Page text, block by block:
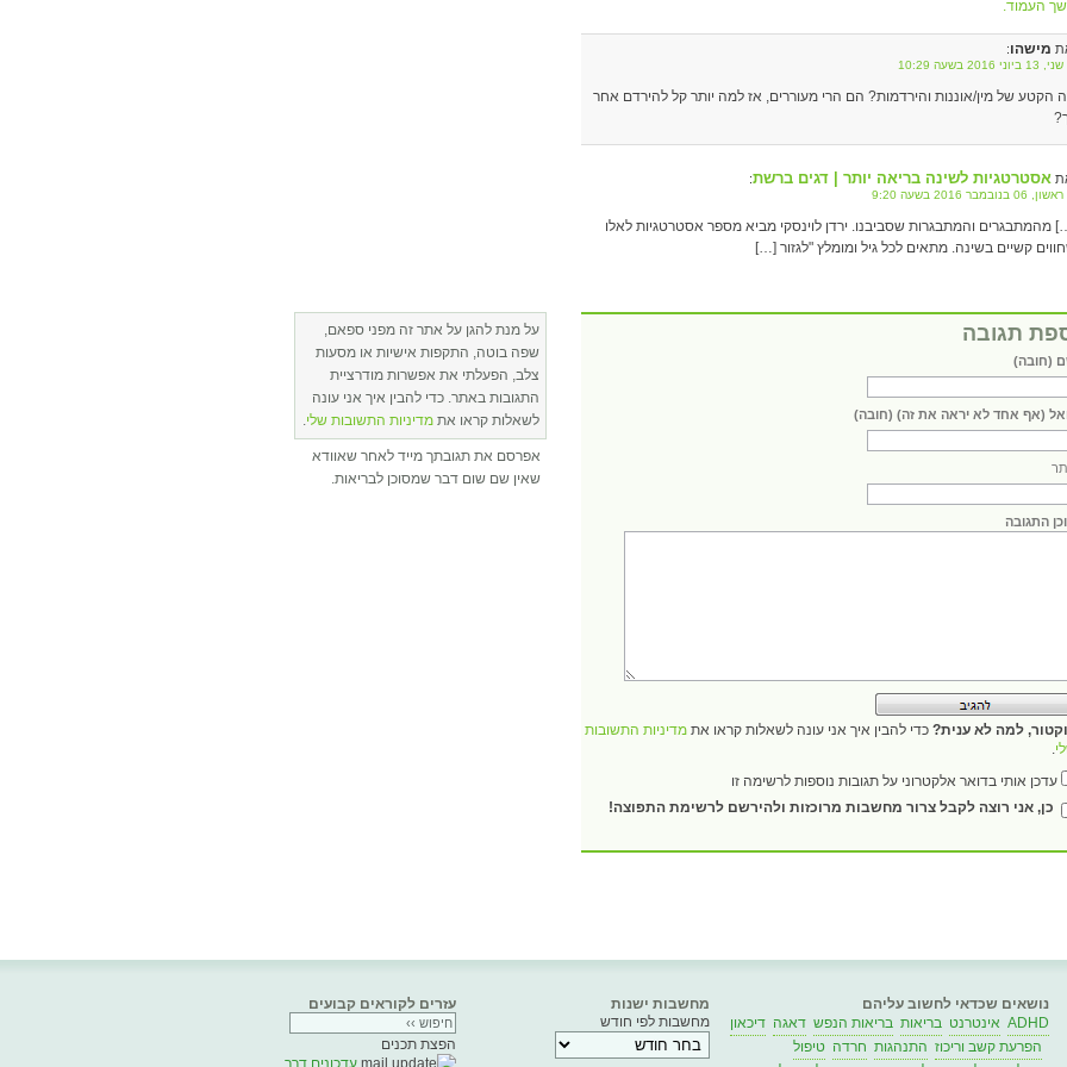
העמוד.
מישהו:
2016 בשעה 10:29
הקטע של מין/אוננות והירדמות? הם הרי מעוררים, אז למה יותר קל להירדם אחר
אסטרטגיות לשינה בריאה יותר | דגים ברשת:
בנובמבר 2016 בשעה 9:20
מהמתבגרים והמתבגרות שסביבנו. ירדן לוינסקי מביא מספר אסטרטגיות לאלו
קשיים בשינה. מתאים לכל גיל ומומלץ "לגזור […]
תגובה
(חובה)
(אף אחד לא יראה את זה) (חובה)
התגובה
למה לא ענית? כדי להבין איך אני עונה לשאלות קראו את מדיניות התשובות
.
עדכן אותי בדואר אלקטרוני על תגובות נוספות לרשימה זו
כן, אני רוצה לקבל צרור מחשבות מרוכזות ולהירשם לרשימת התפוצה!
על מנת להגן על אתר זה מפני ספאם,
שפה בוטה, התקפות אישיות או מסעות
צלב, הפעלתי את אפשרות מודרציית
התגובות באתר. כדי להבין איך אני עונה
לשאלות קראו את מדיניות התשובות שלי.
אפרסם את תגובתך מייד לאחר שאוודא
שאין שם שום דבר שמסוכן לבריאות.
נושאים שכדאי לחשוב עליהם
ADHD אינטרנט בריאות בריאות הנפש דאגה דיכאון
הפרעת קשב וריכוז התנהגות חרדה טיפול
מחשבות ישנות
מחשבות לפי חודש
עזרים לקוראים קבועים
הפצת תכנים
עדכונים דרך